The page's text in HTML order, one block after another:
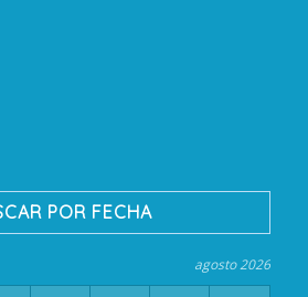
POR FECHA
agosto 2026